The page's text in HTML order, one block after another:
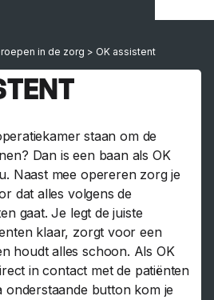
in de zorg > OK assistent
staan om de
Dan is een baan als OK
Naast mee opereren zorg je
dat alles volgens de
gaat. Je legt de juiste
klaar, zorgt voor een
houdt alles schoon. Als OK
in contact met de patiënten
onderstaande button kom je